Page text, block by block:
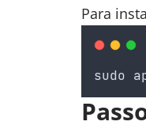
Para
sudo